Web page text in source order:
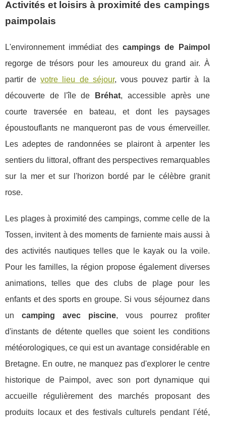
Activités et loisirs à proximité des campings
paimpolais
L'environnement immédiat descampings de Paimpol
regorge de trésors pour les amoureux du grand air. À
partir devotre lieu de séjour, vous pouvez partir à la
découverte de l'île de
Bréhat, accessible après une
courte traversée en bateau, et dont les paysages
époustouflants ne manqueront pas de vous émerveiller.
Les adeptes de randonnées se plairont à arpenter les
sentiers du littoral, offrant des perspectives remarquables
sur la mer et sur l'horizon bordé par le célèbre granit
rose.
Les plages à proximité des campings, comme celle de la
Tossen, invitent à des moments de farniente mais aussi à
des activités nautiques telles que le kayak ou la voile.
Pour les familles, la région propose également diverses
animations, telles que des clubs de plage pour les
enfants et des sports en groupe. Si vous séjournez dans
un camping avec piscine, vous pourrez profiter
d'instants de détente quelles que soient les conditions
météorologiques, ce qui est un avantage considérable en
Bretagne. En outre, ne manquez pas d'explorer le centre
historique de Paimpol, avec son port dynamique qui
accueille régulièrement des marchés proposant des
produits locaux et des festivals culturels pendant l'été,